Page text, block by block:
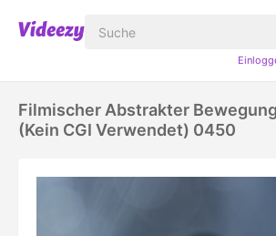
Filmischer Abstrakter
(kein CGI Verwendet) 0450